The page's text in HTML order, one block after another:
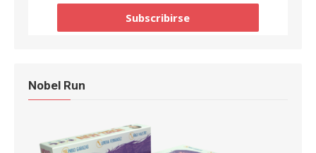
Nobel Run